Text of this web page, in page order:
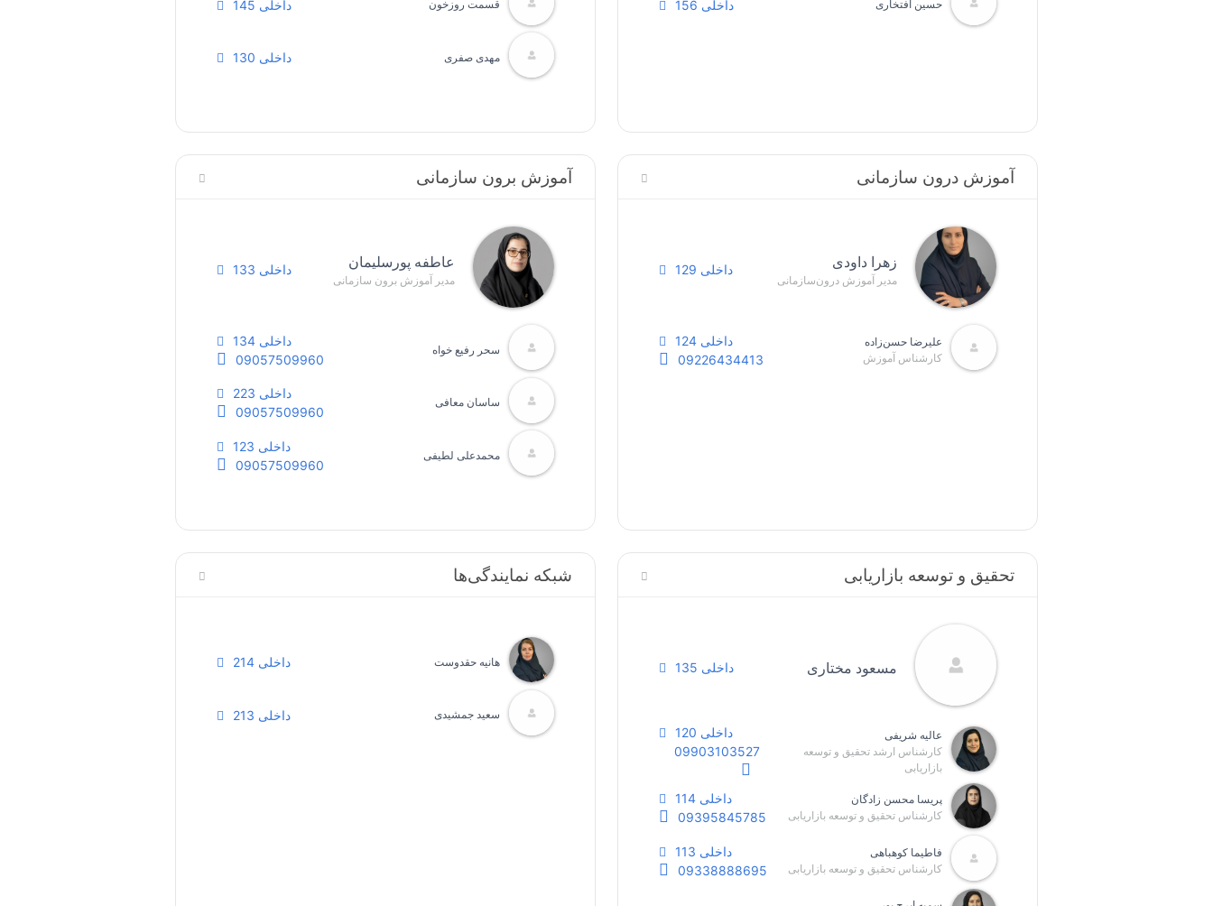
حسین افتخاری داخلی 156 قسمت روزخون داخلی 145
مهدی صفری داخلی 130
آموزش درون سازمانی
زهرا داودی
مدیر آموزش‌ درون‌سازمانی
داخلی 129
علیرضا حسن‌زاده
کارشناس آموزش
داخلی 124
09226434413
آموزش برون سازمانی
عاطفه پورسلیمان
مدیر آموزش‌ برون سازمانی
داخلی 133
سحر رفیع خواه
داخلی 134
09057509960
ساسان معافی
داخلی 223
09057509960
محمدعلی لطیفی
داخلی 123
09057509960
تحقیق و توسعه بازاریابی
مسعود مختاری داخلی 135
عالیه شریفی
کارشناس ارشد تحقیق و توسعه
بازاریابی
داخلی 120
09903103527
پریسا محسن زادگان
کارشناس تحقیق و توسعه بازاریابی
داخلی 114
09395845785
فاطیما کوهباهی
کارشناس تحقیق و توسعه بازاریابی
داخلی 113
09338888695
شبکه نمایندگی‌ها
هانیه حقدوست داخلی 214
سعید جمشیدی داخلی 213